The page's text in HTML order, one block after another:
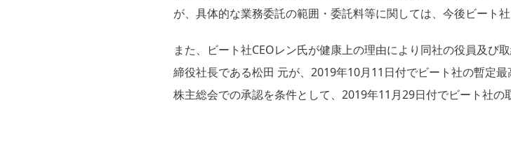
が、具体的な業務委託の範囲・委託料等に関しては、今後ビート
また、ビート社CEOレン氏が健康上の理由により同社の役員及び
締役社長である松田 元が、2019年10月11日付でビート社の暫定
株主総会での承認を条件として、2019年11月29日付でビート社の